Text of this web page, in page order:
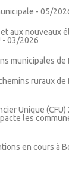
- 05/
aux nouveaux
- 03/2026
municipales de
ruraux
Unique
les
en cours à